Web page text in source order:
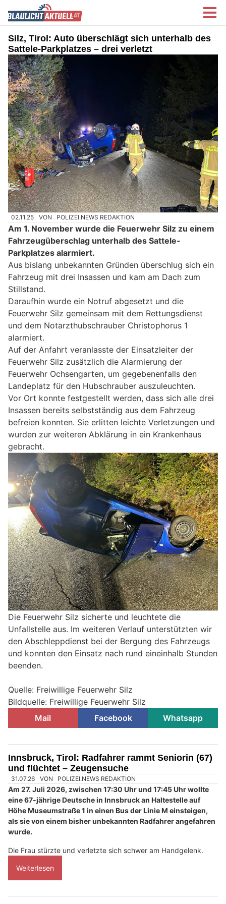
Silz, Tirol: Auto überschlägt sich unterhalb des
Sattele-Parkplatzes – drei verletzt
02.11.25 VON POLIZEI.NEWS REDAKTION
Am 1. November wurde die Feuerwehr Silz zu einem
Fahrzeugüberschlag unterhalb des Sattele-
Parkplatzes alarmiert.
Aus bislang unbekannten Gründen überschlug sich ein
Fahrzeug mit drei Insassen und kam am Dach zum
Stillstand.
Daraufhin wurde ein Notruf abgesetzt und die
Feuerwehr Silz gemeinsam mit dem Rettungsdienst
und dem Notarzthubschrauber Christophorus 1
alarmiert.
Auf der Anfahrt veranlasste der Einsatzleiter der
Feuerwehr Silz zusätzlich die Alarmierung der
Feuerwehr Ochsengarten, um gegebenenfalls den
Landeplatz für den Hubschrauber auszuleuchten.
Vor Ort konnte festgestellt werden, dass sich alle drei
Insassen bereits selbstständig aus dem Fahrzeug
befreien konnten. Sie erlitten leichte Verletzungen und
wurden zur weiteren Abklärung in ein Krankenhaus
gebracht.
Die Feuerwehr Silz sicherte und leuchtete die
Unfallstelle aus. Im weiteren Verlauf unterstützten wir
den Abschleppdienst bei der Bergung des Fahrzeugs
und konnten den Einsatz nach rund eineinhalb Stunden
beenden.
Quelle: Freiwillige Feuerwehr Silz
Bildquelle: Freiwillige Feuerwehr Silz
Mail
Facebook Whatsapp
Innsbruck, Tirol: Radfahrer rammt Seniorin (67)
und flüchtet – Zeugensuche